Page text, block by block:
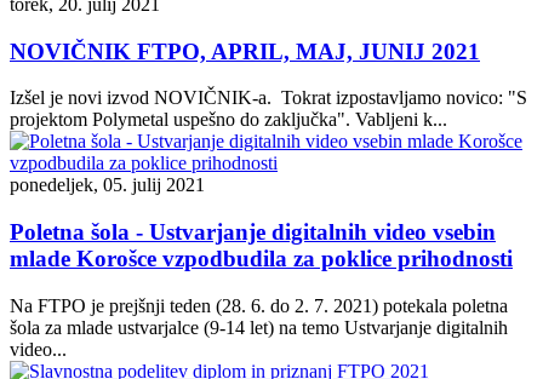
NOVIČNIK FTPO, APRIL, MAJ, JUNIJ 2021
Izšel je novi izvod NOVIČNIK-a. Tokrat izpostavljamo novico: "S
projektom Polymetal uspešno do zaključka". Vabljeni k...
ponedeljek, 05. julij 2021
Poletna šola - Ustvarjanje digitalnih video vsebin
mlade Korošce vzpodbudila za poklice prihodnosti
Na FTPO je prejšnji teden (28. 6. do 2. 7. 2021) potekala poletna
šola za mlade ustvarjalce (9-14 let) na temo Ustvarjanje digitalnih
video...